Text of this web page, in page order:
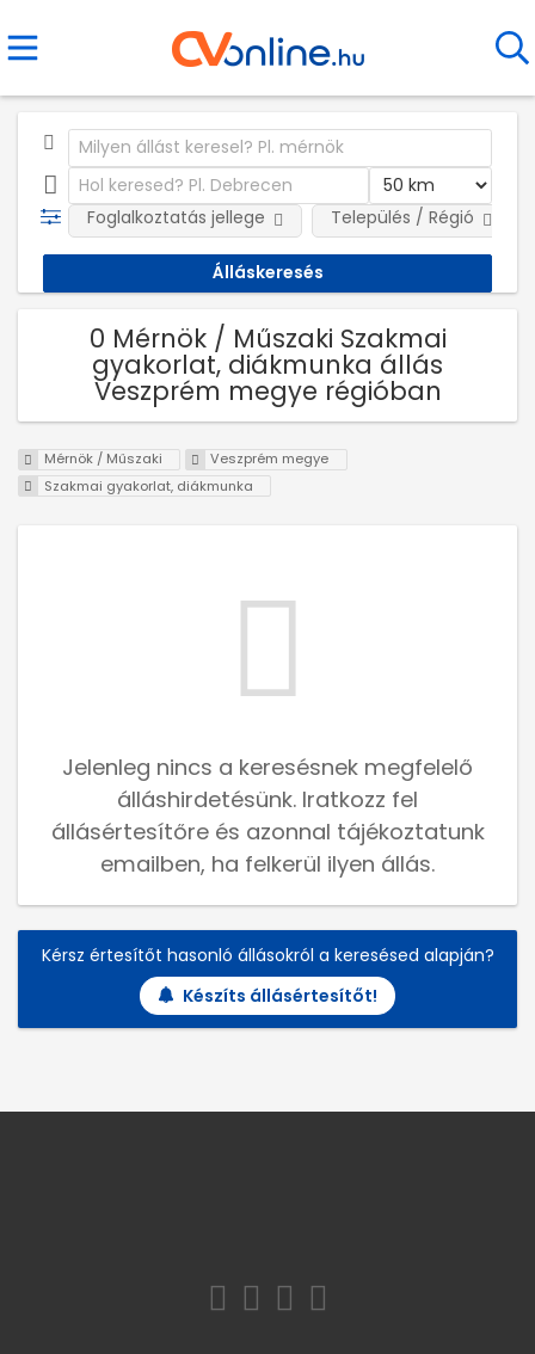
Foglalkoztatás jellege Település / Régió
0 Mérnök / Műszaki Szakmai
gyakorlat, diákmunka állás
Veszprém megye régióban
Mérnök / Műszaki
Veszprém megye
Szakmai gyakorlat, diákmunka
Jelenleg nincs a keresésnek megfelelő
álláshirdetésünk. Iratkozz fel
állásértesítőre és azonnal tájékoztatunk
emailben, ha felkerül ilyen állás.
Kérsz értesítőt hasonló állásokról a keresésed alapján?
Készíts állásértesítőt!